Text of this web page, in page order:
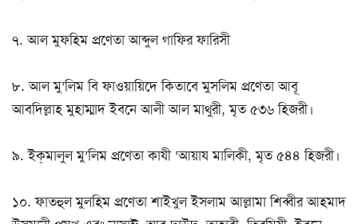
৭. আল মুফহিম প্রণেতা আব্দুল গাফির ফারিসী
৮. আল মু’লিম বি ফাওয়ায়িদে কিতাবে মুসলিম প্রণেতা আবূ
আবদিল্লাহ মুহাম্মাদ ইবনে আলী আল মাথুরী, মৃত ৫৩৬ হিজরী।
৯. ইক্‌মালুল মু’লিম প্রণেতা কাযী ‘আয়ায মালিকী, মৃত ৫৪৪ হিজরী।
১০. ফাতহুল মুলহিম প্রণেতা শাইখুল ইসলাম আল্লামা শিব্বীর আহমাদ